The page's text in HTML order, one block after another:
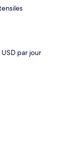
par jour